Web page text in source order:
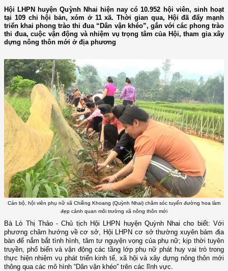
Hội LHPN huyện Quỳnh Nhai hiện nay có 10.952 hội viên, sinh hoạt
tại 109 chi hội bản, xóm ở 11 xã. Thời gian qua, Hội đã đẩy mạnh
triển khai phong trào thi đua “Dân vận khéo”, gắn với các phong trào
thi đua, cuộc vận động và nhiệm vụ trọng tâm của Hội, tham gia xây
dựng nông thôn mới ở địa phương
Cán bộ, hội viên phụ nữ xã Chiềng Khoang (Quỳnh Nhai) chăm sóc tuyến đường hoa làm
đẹp cảnh quan môi trường xã nông thôn mới
Bà Lò Thị Thảo - Chủ tịch Hội LHPN huyện Quỳnh Nhai cho biết: Với
phương châm hướng về cơ sở, Hội LHPN cơ sở thường xuyên bám địa
bàn để nắm bắt tình hình, tâm tư nguyện vọng của phụ nữ; kịp thời tuyên
truyền, phổ biến và vận động các tầng lớp phụ nữ phát huy vai trò trong
thực hiện nhiệm vụ phát triển kinh tế, xã hội và xây dựng nông thôn mới
thông qua các mô hình “Dân vận khéo” trên các lĩnh vực.